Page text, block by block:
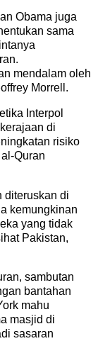
Obama juga
sama
mendalam oleh
Morrell.
Interpol
di
risiko
Quran
diteruskan di
kemungkinan
yang tidak
Pakistan,
sambutan
bantahan
mahu
masjid di
sasaran